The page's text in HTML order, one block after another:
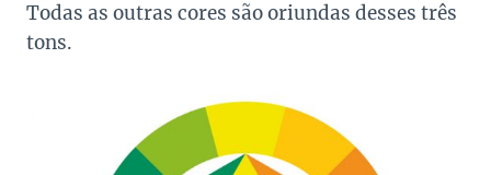
Todas as outras cores são oriundas desses três
tons.